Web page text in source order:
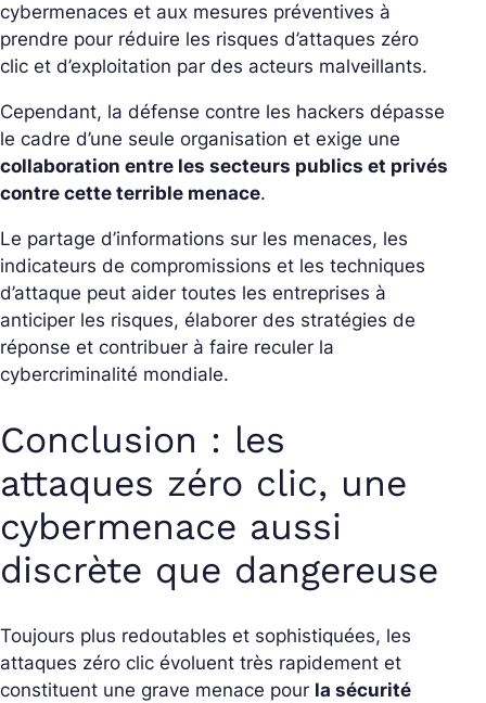
cybermenaces et aux mesures préventives à
prendre pour réduire les risques d’attaques zéro
clic et d’exploitation par des acteurs malveillants.
Cependant, la défense contre les hackers dépasse
le cadre d’une seule organisation et exige une
collaboration entre les secteurs publics et privés
contre cette terrible menace.
Le partage d’informations sur les menaces, les
indicateurs de compromissions et les techniques
d’attaque peut aider toutes les entreprises à
anticiper les risques, élaborer des stratégies de
réponse et contribuer à faire reculer la
cybercriminalité mondiale.
Conclusion : les
attaques zéro clic, une
cybermenace aussi
discrète que dangereuse
Toujours plus redoutables et sophistiquées, les
attaques zéro clic évoluent très rapidement et
constituent une grave menace pour la sécurité